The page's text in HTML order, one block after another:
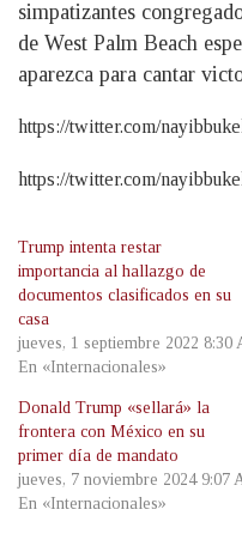
simpatizantes
de West Palm Beach
aparezca para cantar
https://twitter.com/
https://twitter.com/
Trump intenta restar
importancia al hallazgo de
documentos clasificados en su
casa
jueves, 1 septiembre 2022 8:30
En «Internacionales»
Donald Trump «sellará» la
frontera con México en su
primer día de mandato
jueves, 7 noviembre 2024 9:07
En «Internacionales»